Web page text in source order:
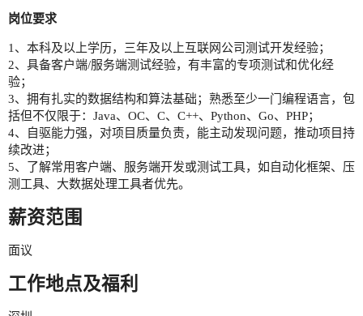
岗位要求
1、本科及以上学历，三年及以上互联网公司测试开发经验；
2、具备客户端/服务端测试经验，有丰富的专项测试和优化经
验；
3、拥有扎实的数据结构和算法基础；熟悉至少一门编程语言，包
括但不仅限于：Java、OC、C、C++、Python、Go、PHP；
4、自驱能力强，对项目质量负责，能主动发现问题，推动项目持
续改进；
5、了解常用客户端、服务端开发或测试工具，如自动化框架、压
测工具、大数据处理工具者优先。
薪资范围
面议
工作地点及福利